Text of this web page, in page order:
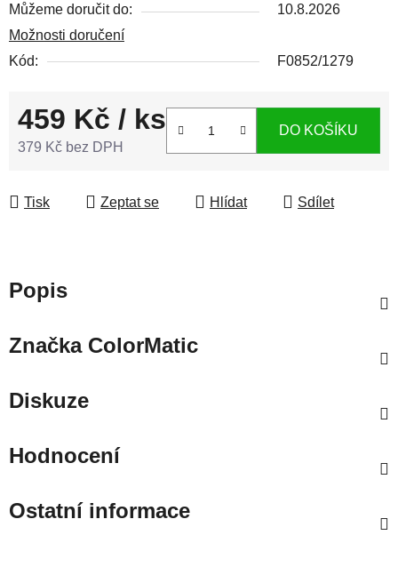
Můžeme doručit do:
10.8.2026
Možnosti doručení
Kód:
F0852/1279
459 Kč / ks
379 Kč bez DPH
DO KOŠÍKU
Tisk Zeptat se Hlídat Sdílet
Popis
ZnačkaColorMatic
Diskuze
Hodnocení
Ostatní informace